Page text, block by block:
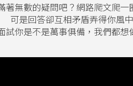
無數的疑問吧？網路爬文爬
可是回答卻互相矛盾弄得你風
試你是不是萬事俱備，我們都想